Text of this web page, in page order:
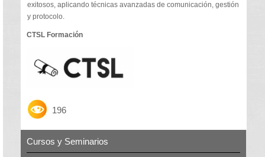
exitosos, aplicando técnicas avanzadas de comunicación, gestión
y protocolo.
CTSL Formación
196
Cursos y Seminarios